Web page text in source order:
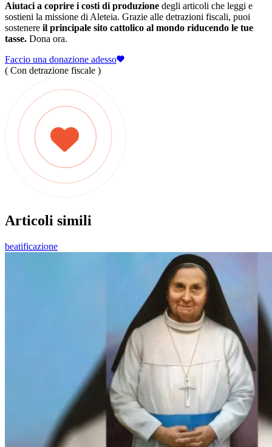
Aiutaci a coprire i costi di produzione degli articoli che leggi e
sostieni la missione di Aleteia. Grazie alle detrazioni fiscali, puoi
sostenere il principale sito cattolico al mondo riducendo le tue
tasse. Dona ora.
Faccio una donazione adesso
( Con detrazione fiscale )
Articoli simili
beatificazione